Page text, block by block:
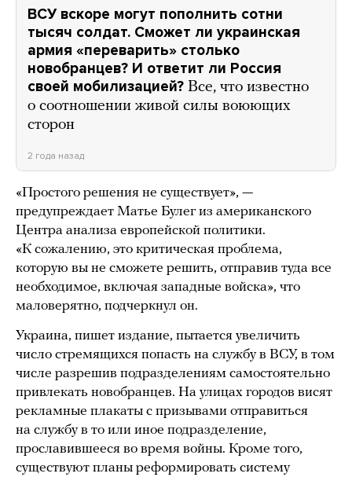
ВСУ вскоре могут пополнить сотни
тысяч солдат. Сможет ли украинская
армия «переварить» столько
новобранцев? И ответит ли Россия
своей мобилизацией? Все, что известно
о соотношении живой силы воюющих
сторон
2 года назад
«Простого решения не существует», —
предупреждает Матье Булег из американского
Центра анализа европейской политики.
«К сожалению, это критическая проблема,
которую вы не сможете решить, отправив туда все
необходимое, включая западные войска», что
маловерятно, подчеркнул он.
Украина, пишет издание, пытается увеличить
число стремящихся попасть на службу в ВСУ, в том
числе разрешив подразделениям самостоятельно
привлекать новобранцев. На улицах городов висят
рекламные плакаты с призывами отправиться
на службу в то или иное подразделение,
прославившееся во время войны. Кроме того,
существуют планы реформировать систему